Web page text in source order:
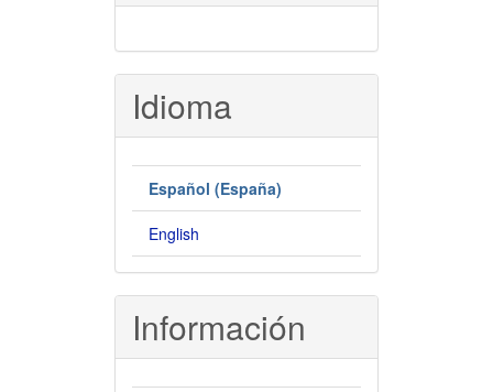
Idioma
Español (España)
English
Información